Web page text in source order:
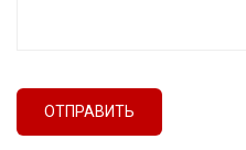
ОТПРАВИТЬ